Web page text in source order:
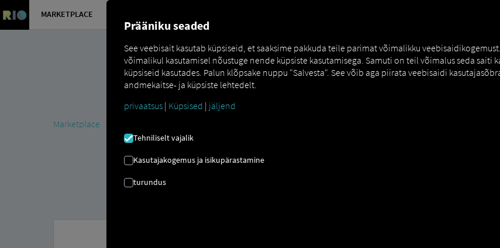
MARKETPLACE
Marketplace
Prääniku seaded
See veebisait kasutab küpsiseid, et saaksime pakkuda teile parimat võimalikku
võimalikul kasutamisel nõustuge nende küpsiste kasutamisega. Samuti on teil võimalus seda saiti
küpsiseid kasutades. Palun klõpsake nuppu "Salvesta". See võib aga piirata veebisaidi
andmekaitse- ja küpsiste lehtedelt.
privaatsus | Küpsised | jäljend
Tehniliselt vajalik
Kasutajakogemus ja isikupärastamine
turundus